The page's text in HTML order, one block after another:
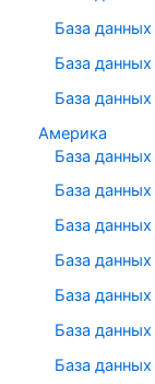
База
База
База
Америка
База
База
База
База
База
База
База